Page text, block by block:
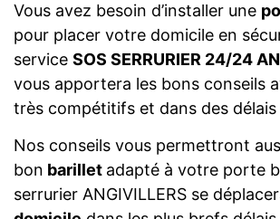
Vous avez besoin d’installer une
pour placer votre domicile en
service SOS SERRURIER 24/24
vous apportera les bons conseils
très compétitifs et dans des
Nos conseils vous permettront
bon barillet adapté à votre porte
serrurier ANGIVILLERS se